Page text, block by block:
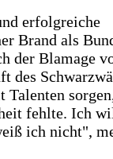
erfolgreiche
Brand als
der Blamage
des
fehlte. Ich
ich nicht",